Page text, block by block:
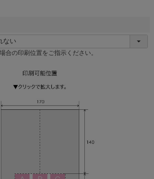
合の印刷位置をご指示ください。